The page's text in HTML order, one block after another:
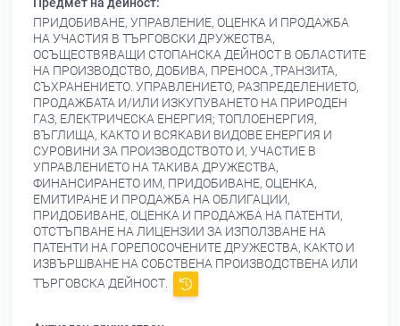
Предмет на дейност:
ПРИДОБИВАНЕ, УПРАВЛЕНИЕ, ОЦЕНКА И ПРОДАЖБА
НА УЧАСТИЯ В ТЪРГОВСКИ ДРУЖЕСТВА,
ОСЪЩЕСТВЯВАЩИ СТОПАНСКА ДЕЙНОСТ В ОБЛАСТИТЕ
НА ПРОИЗВОДСТВО, ДОБИВА, ПРЕНОСА ,ТРАНЗИТА,
СЪХРАНЕНИЕТО. УПРАВЛЕНИЕТО, РАЗПРЕДЕЛЕНИЕТО,
ПРОДАЖБАТА И/ИЛИ ИЗКУПУВАНЕТО НА ПРИРОДЕН
ГАЗ, ЕЛЕКТРИЧЕСКА ЕНЕРГИЯ; ТОПЛОЕНЕРГИЯ,
ВЪГЛИЩА, КАКТО И ВСЯКАВИ ВИДОВЕ ЕНЕРГИЯ И
СУРОВИНИ ЗА ПРОИЗВОДСТВОТО И, УЧАСТИЕ В
УПРАВЛЕНИЕТО НА ТАКИВА ДРУЖЕСТВА,
ФИНАНСИРАНЕТО ИМ, ПРИДОБИВАНЕ, ОЦЕНКА,
ЕМИТИРАНЕ И ПРОДАЖБА НА ОБЛИГАЦИИ,
ПРИДОБИВАНЕ, ОЦЕНКА И ПРОДАЖБА НА ПАТЕНТИ,
ОТСТЪПВАНЕ НА ЛИЦЕНЗИИ ЗА ИЗПОЛЗВАНЕ НА
ПАТЕНТИ НА ГОРЕПОСОЧЕНИТЕ ДРУЖЕСТВА, КАКТО И
ИЗВЪРШВАНЕ НА СОБСТВЕНА ПРОИЗВОДСТВЕНА ИЛИ
ТЪРГОВСКА ДЕЙНОСТ.